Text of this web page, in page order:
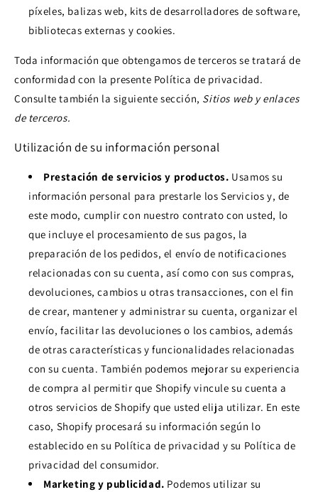
píxeles, balizas web, kits de desarrolladores de software,
bibliotecas externas y cookies.
Toda información que obtengamos de terceros se tratará de
conformidad con la presente Política de privacidad.
Consulte también la siguiente sección, Sitios web y enlaces
de terceros.
Utilización de su información personal
Prestación de servicios y productos. Usamos su
información personal para prestarle los Servicios y, de
este modo, cumplir con nuestro contrato con usted, lo
que incluye el procesamiento de sus pagos, la
preparación de los pedidos, el envío de notificaciones
relacionadas con su cuenta, así como con sus compras,
devoluciones, cambios u otras transacciones, con el fin
de crear, mantener y administrar su cuenta, organizar el
envío, facilitar las devoluciones o los cambios, además
de otras características y funcionalidades relacionadas
con su cuenta. También podemos mejorar su experiencia
de compra al permitir que Shopify vincule su cuenta a
otros servicios de Shopify que usted elija utilizar. En este
caso, Shopify procesará su información según lo
establecido en su Política de privacidad y su Política de
privacidad del consumidor.
Marketing y publicidad. Podemos utilizar su